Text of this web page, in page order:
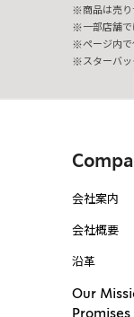
商品は売り
一部店舗
ページ内
スターバ
会社案内
会社概要
沿革
Our